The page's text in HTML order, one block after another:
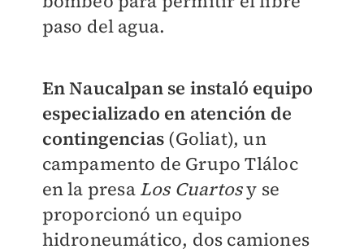
paso del agua.
En Naucalpan se instaló equipo
especializado en atención de
contingencias (Goliat), un
campamento de Grupo Tláloc
en la presa Los Cuartosy se
proporcionó un equipo
hidroneumático, dos camiones